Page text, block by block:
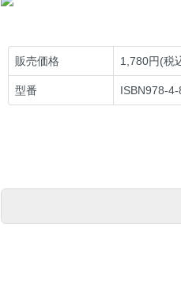
販売価格 1,780円(税
型番 ISBN978-